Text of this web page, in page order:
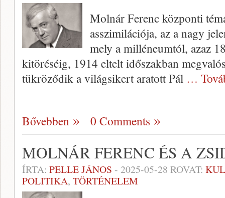
Molnár Ferenc központi
asszimilációja, az a nagy
mely a milléneumtól, azaz
kitöréséig, 1914 eltelt időszakban
tükröződik a világsikert aratott Pál …
Bővebben 0 Comments
MOLNÁR FERENC ÉS A
ÍRTA: PELLE JÁNOS - 2025-05-28 ROVAT:
POLITIKA, TÖRTÉNELEM